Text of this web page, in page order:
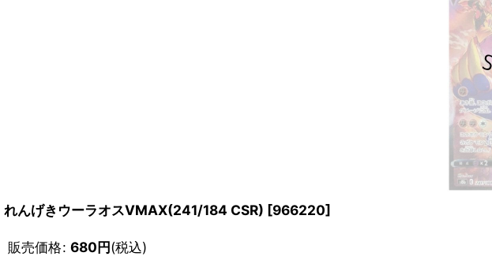
れんげきウーラオスVMAX(241/184 CSR) [966220]
販売価格: 680円(税込)